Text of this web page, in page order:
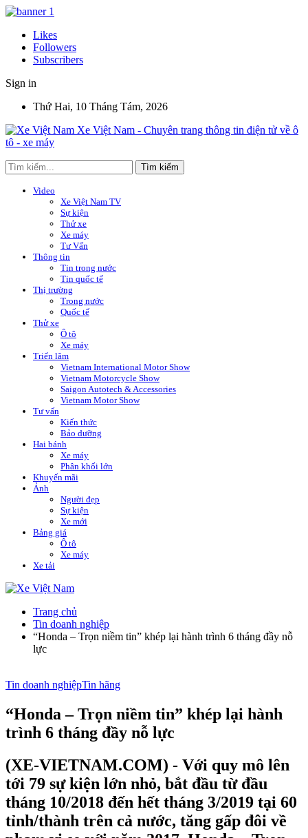
Likes
Followers
Subscribers
Sign in
Thứ Hai, 10 Tháng Tám, 2026
Xe Việt Nam - Chuyên trang thông tin điện tử về ô
tô - xe máy
Video
Xe Việt Nam TV
Sự kiện
Thử xe
Xe máy
Tư Vấn
Thông tin
Tin trong nước
Tin quốc tế
Thị trường
Trong nước
Quốc tế
Thử xe
Ô tô
Xe máy
Triển lãm
Vietnam International Motor Show
Vietnam Motorcycle Show
Saigon Autotech & Accessories
Vietnam Motor Show
Tư vấn
Kiến thức
Bảo dưỡng
Hai bánh
Xe máy
Phân khối lớn
Khuyến mãi
Ảnh
Người đẹp
Sự kiện
Xe mới
Bảng giá
Ô tô
Xe máy
Xe tải
Trang chủ
Tin doanh nghiệp
“Honda – Trọn niềm tin” khép lại hành trình 6 tháng đầy nỗ
lực
Tin doanh nghiệpTin hãng
“Honda – Trọn niềm tin” khép lại hành
trình 6 tháng đầy nỗ lực
(XE-VIETNAM.COM) - Với quy mô lên
tới 79 sự kiện lớn nhỏ, bắt đầu từ đầu
tháng 10/2018 đến hết tháng 3/2019 tại 60
tỉnh/thành trên cả nước, tăng gấp đôi về